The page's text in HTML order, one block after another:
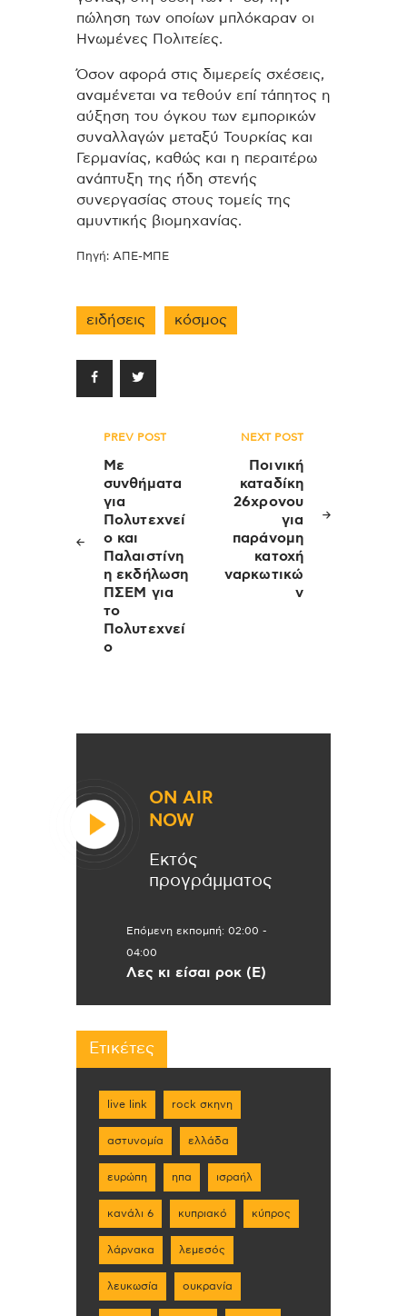
πώληση των οποίων μπλόκαραν οι
Ηνωμένες Πολιτείες.
Όσον αφορά στις διμερείς σχέσεις,
αναμένεται να τεθούν επί τάπητος η
αύξηση του όγκου των εμπορικών
συναλλαγών μεταξύ Τουρκίας και
Γερμανίας, καθώς και η περαιτέρω
ανάπτυξη της ήδη στενής
συνεργασίας στους τομείς της
αμυντικής βιομηχανίας.
Πηγή: ΑΠΕ-ΜΠΕ
ειδήσεις κόσμος
Πλοήγηση
άρθρων
PREV POST
Με
συνθήματα
για
Πολυτεχνεί
ο και
Παλαιστίνη
η εκδήλωση
ΠΣΕΜ για
το
Πολυτεχνεί
ο
NEXT POST
Ποινική
καταδίκη
26χρονου
για
παράνομη
κατοχή
ναρκωτικώ
ν
ON AIR
NOW
Εκτός
προγράμματος
Επόμενη εκπομπή: 02:00 -
04:00
Λες κι είσαι ροκ (Ε)
Ετικέτες
live link rock σκηνη
αστυνομία ελλάδα
ευρώπη ηπα ισραήλ
κανάλι 6 κυπριακό κύπρος
λάρνακα λεμεσός
λευκωσία ουκρανία